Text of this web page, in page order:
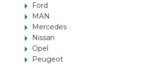
Ford
MAN
Mercedes
Nissan
Opel
Peugeot